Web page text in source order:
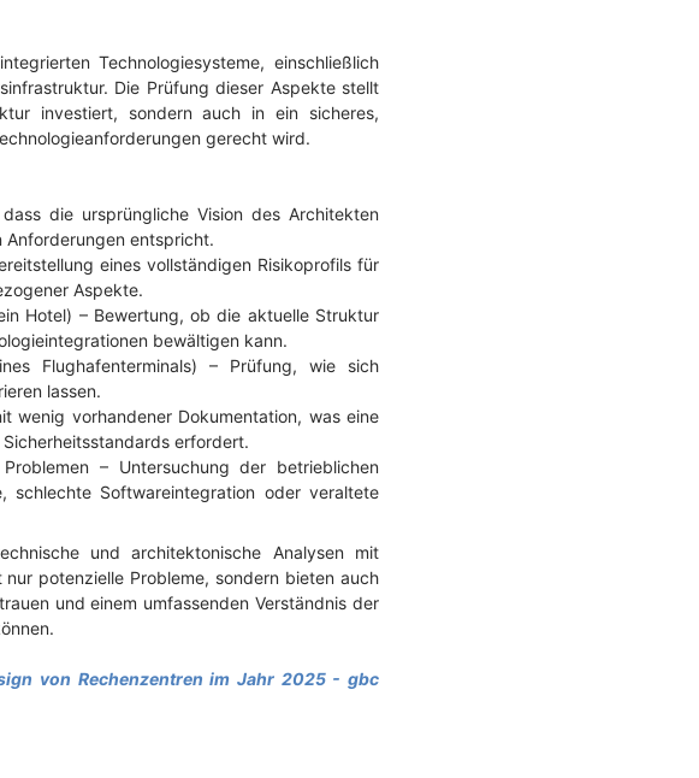
Technologiesysteme, einschließlich
Die Prüfung dieser Aspekte stellt
investiert, sondern auch in ein sicheres,
gerecht wird.
die ursprüngliche Vision des Architekten
entspricht.
eines vollständigen Risikoprofils für
Aspekte.
Hotel) – Bewertung, ob die aktuelle Struktur
bewältigen kann.
Flughafenterminals) – Prüfung, wie sich
lassen.
wenig vorhandener Dokumentation, was eine
erfordert.
– Untersuchung der betrieblichen
schlechte Softwareintegration oder veraltete
und architektonische Analysen mit
potenzielle Probleme, sondern bieten auch
und einem umfassenden Verständnis der
von Rechenzentren im Jahr 2025 - gbc